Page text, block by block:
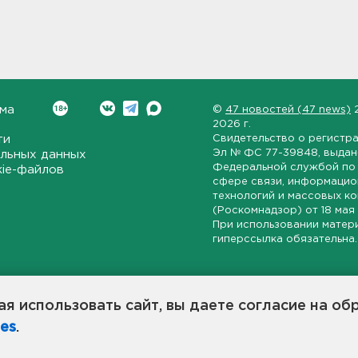
использовать сайт, вы даете согласие на
.
данных
файлов
© 47 новостей (47 news)
2026 г.
Свидетельство о
Эл № ФС 77-39848 ,
Федеральной службой по
сфере связи,
технологий и массовых
(Роскомнадзор) от 18 мая
При использовании
гиперссылка обязательна.
области, экономической и инвестиционной активности в
станет популярной и конструктивной площадкой
в 47-м регионе России.